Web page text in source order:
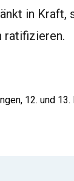
in Kraft,
ratifizieren.
12. und